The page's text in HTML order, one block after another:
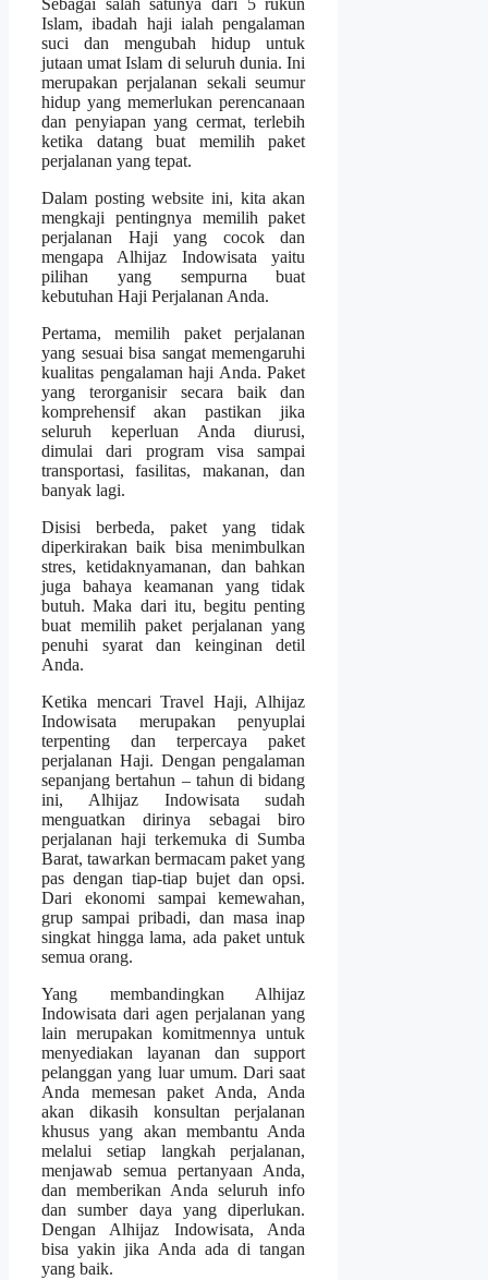
Sebagai salah satunya dari 5 rukun
Islam, ibadah haji ialah pengalaman
suci dan mengubah hidup untuk
jutaan umat Islam di seluruh dunia. Ini
merupakan perjalanan sekali seumur
hidup yang memerlukan perencanaan
dan penyiapan yang cermat, terlebih
ketika datang buat memilih paket
perjalanan yang tepat.
Dalam posting website ini, kita akan
mengkaji pentingnya memilih paket
perjalanan Haji yang cocok dan
mengapa Alhijaz Indowisata yaitu
pilihan yang sempurna buat
kebutuhan Haji Perjalanan Anda.
Pertama, memilih paket perjalanan
yang sesuai bisa sangat memengaruhi
kualitas pengalaman haji Anda. Paket
yang terorganisir secara baik dan
komprehensif akan pastikan jika
seluruh keperluan Anda diurusi,
dimulai dari program visa sampai
transportasi, fasilitas, makanan, dan
banyak lagi.
Disisi berbeda, paket yang tidak
diperkirakan baik bisa menimbulkan
stres, ketidaknyamanan, dan bahkan
juga bahaya keamanan yang tidak
butuh. Maka dari itu, begitu penting
buat memilih paket perjalanan yang
penuhi syarat dan keinginan detil
Anda.
Ketika mencari Travel Haji, Alhijaz
Indowisata merupakan penyuplai
terpenting dan terpercaya paket
perjalanan Haji. Dengan pengalaman
sepanjang bertahun – tahun di bidang
ini, Alhijaz Indowisata sudah
menguatkan dirinya sebagai biro
perjalanan haji terkemuka di Sumba
Barat, tawarkan bermacam paket yang
pas dengan tiap-tiap bujet dan opsi.
Dari ekonomi sampai kemewahan,
grup sampai pribadi, dan masa inap
singkat hingga lama, ada paket untuk
semua orang.
Yang membandingkan Alhijaz
Indowisata dari agen perjalanan yang
lain merupakan komitmennya untuk
menyediakan layanan dan support
pelanggan yang luar umum. Dari saat
Anda memesan paket Anda, Anda
akan dikasih konsultan perjalanan
khusus yang akan membantu Anda
melalui setiap langkah perjalanan,
menjawab semua pertanyaan Anda,
dan memberikan Anda seluruh info
dan sumber daya yang diperlukan.
Dengan Alhijaz Indowisata, Anda
bisa yakin jika Anda ada di tangan
yang baik.